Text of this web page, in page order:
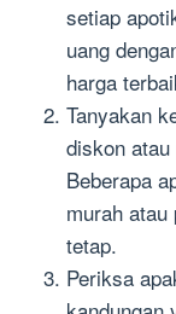
setiap
uang
harga
Tanyakan
diskon
Beberapa
murah
tetap.
Periksa